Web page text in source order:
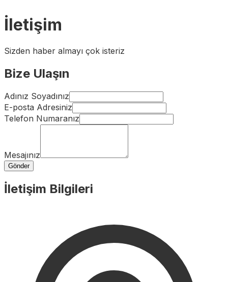
İletişim
Sizden haber almayı çok isteriz
Bize Ulaşın
Adınız Soyadınız
E-posta Adresiniz
Telefon Numaranız
Mesajınız
Gönder
İletişim Bilgileri